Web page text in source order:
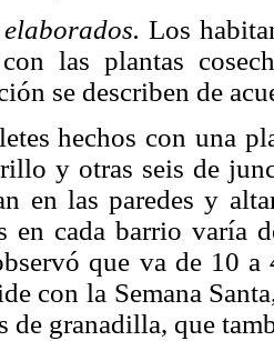
Los
las plantas
se describen de
hechos con una
y otras seis de
en las paredes y
en cada barrio varía
que va de 10
con la Semana
de granadilla, que